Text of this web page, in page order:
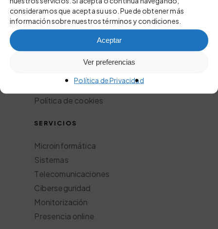
consideramos que acepta su uso. Puede obtener más
información sobre nuestros términos y condiciones.
Aceptar
Ver preferencias
Política de Privacidad
ACERCA
Política de privacidad
Política de cookies
SERVICIOS
Microinformática
Sistemas
Telecomunicaciones
Ciberseguridad
Monitorización
Presencia online